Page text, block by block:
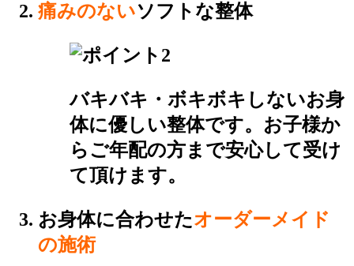
痛みのないソフトな整体
バキバキ・ボキボキしないお身
体に優しい整体です。お子様か
らご年配の方まで安心して受け
て頂けます。
お身体に合わせたオーダーメイド
の施術